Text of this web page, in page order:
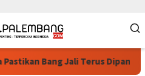
Bang Jali Terus